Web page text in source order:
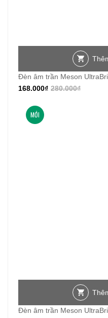
Đèn âm trần Meson
280.000₫
168.000₫
MỚI
Đèn âm trần Meson